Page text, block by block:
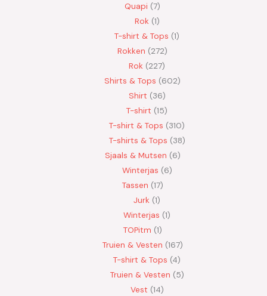
Quapi 7
Rok 1
T-shirt & Tops 1
Rokken 272
Rok 227
Shirts & Tops 602
Shirt 36
T-shirt 15
T-shirt & Tops 310
T-shirts & Tops 38
Sjaals & Mutsen 6
Winterjas 6
Tassen 17
Jurk 1
Winterjas 1
TOPitm 1
Truien & Vesten 167
T-shirt & Tops 4
Truien & Vesten 5
Vest 14